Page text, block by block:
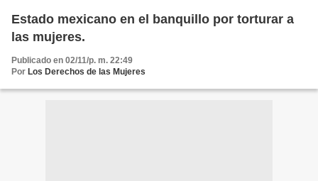
Estado mexicano en el banquillo por torturar a
las mujeres.
Publicado en 02/11/p. m. 22:49
Por Los Derechos de las Mujeres